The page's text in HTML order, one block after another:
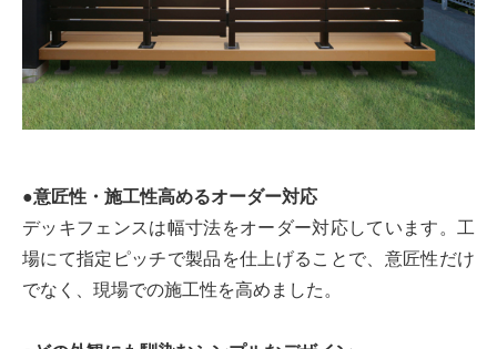
●意匠性・施工性高めるオーダー対応
デッキフェンスは幅寸法をオーダー対応しています。工
場にて指定ピッチで製品を仕上げることで、意匠性だけ
でなく、現場での施工性を高めました。